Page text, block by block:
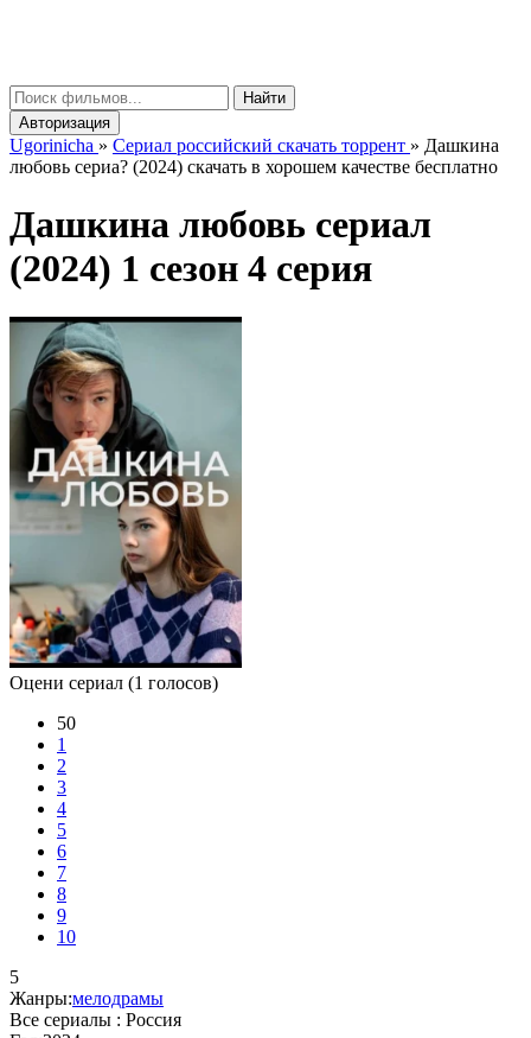
Найти
Авторизация
Ugorinicha » Сериал российский скачать торрент » Дашкина
любовь сериа? (2024) скачать в хорошем качестве бесплатно
Дашкина любовь сериал
(2024) 1 сезон 4 серия
Оцени сериал (1 голосов)
50
1
2
3
4
5
6
7
8
9
10
5
Жанры:мелодрамы
Все сериалы : Россия